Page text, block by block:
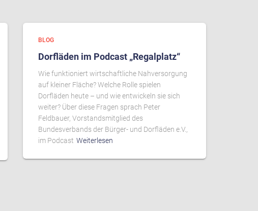
BLOG
Dorfläden im Podcast „Regalplatz“
Wie funktioniert wirtschaftliche Nahversorgung
auf kleiner Fläche? Welche Rolle spielen
Dorfläden heute – und wie entwickeln sie sich
weiter? Über diese Fragen sprach Peter
Feldbauer, Vorstandsmitglied des
Bundesverbands der Bürger- und Dorfläden e.V.,
im Podcast Weiterlesen